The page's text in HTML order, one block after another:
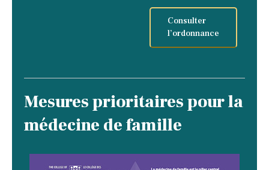
Consulter
l’ordonnance
Mesures prioritaires pour la
médecine de famille